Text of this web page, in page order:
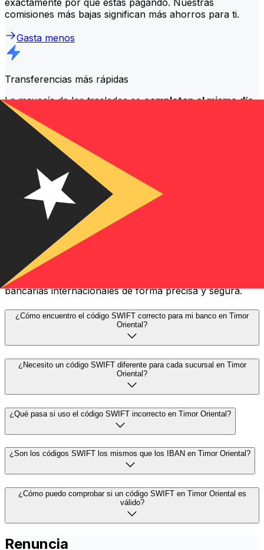
comisiones más bajas significan más ahorros para ti.
Gasta menos
Transferencias más rápidas
La mayoría de los traslados secompletan el mismo día.
Entendemos que, cuando se trata de tu dinero, el
momento es importante.
Envía más rápido
Preguntas frecuentes
¿Qué es un código SWIFT y por qué lo necesito en Timor Oriental?
Un código SWIFT —también conocido como BIC
(Código de Identificación Bancaria)— es un estándar
internacional para identificar bancos e instituciones
financieras. Necesitarás el código SWIFT correcto en
Timor Oriental para enviar o recibir transferencias
bancarias internacionales de forma precisa y segura.
¿Cómo encuentro el código SWIFT correcto para mi banco en Timor
Oriental?
¿Necesito un código SWIFT diferente para cada sucursal en Timor
Oriental?
¿Qué pasa si uso el código SWIFT incorrecto en Timor Oriental?
¿Son los códigos SWIFT los mismos que los IBAN en Timor Oriental?
¿Cómo puedo comprobar si un código SWIFT en Timor Oriental es
válido?
Renuncia